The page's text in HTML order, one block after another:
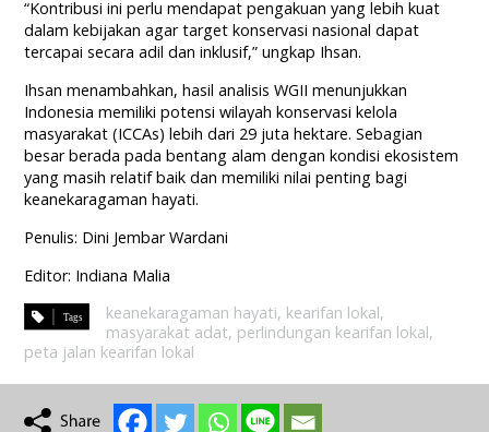
“Kontribusi ini perlu mendapat pengakuan yang lebih kuat
dalam kebijakan agar target konservasi nasional dapat
tercapai secara adil dan inklusif,” ungkap Ihsan.
Ihsan menambahkan, hasil analisis WGII menunjukkan
Indonesia memiliki potensi wilayah konservasi kelola
masyarakat (ICCAs) lebih dari 29 juta hektare. Sebagian
besar berada pada bentang alam dengan kondisi ekosistem
yang masih relatif baik dan memiliki nilai penting bagi
keanekaragaman hayati.
Penulis: Dini Jembar Wardani
Editor: Indiana Malia
keanekaragaman hayati, kearifan lokal,
masyarakat adat, perlindungan kearifan lokal,
peta jalan kearifan lokal